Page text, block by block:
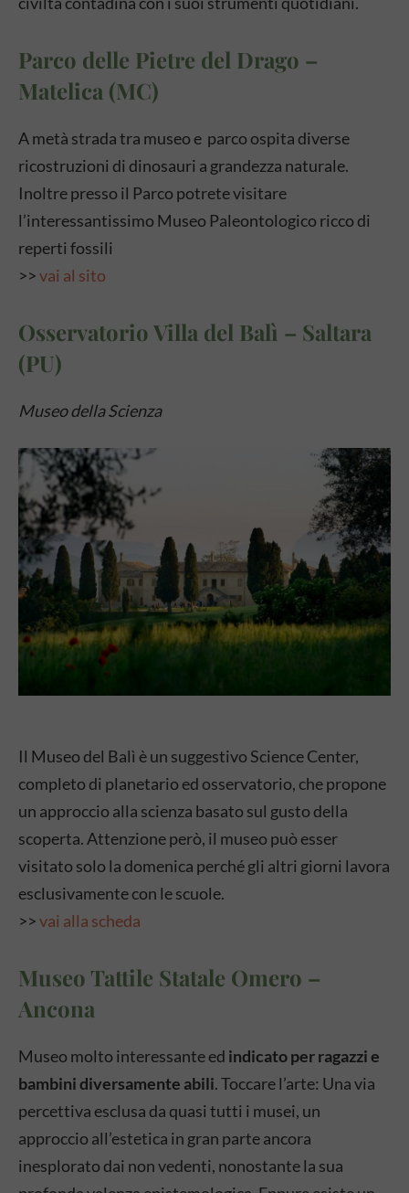
Parco delle Pietre del Drago –
Matelica (MC)
A metà strada tra museo e parco ospita diverse
ricostruzioni di dinosauri a grandezza naturale.
Inoltre presso il Parco potrete visitare
l’interessantissimo Museo Paleontologico ricco di
reperti fossili
>>vai al sito
Osservatorio Villa del Balì – Saltara
(PU)
Museo della Scienza
Il Museo del Balì è un suggestivo Science Center,
completo di planetario ed osservatorio, che propone
un approccio alla scienza basato sul gusto della
scoperta. Attenzione però, il museo può esser
visitato solo la domenica perché gli altri giorni lavora
esclusivamente con le scuole.
>>vai alla scheda
Museo Tattile Statale Omero –
Ancona
Museo molto interessante ed indicato per ragazzi e
bambini diversamente abili. Toccare l’arte: Una via
percettiva esclusa da quasi tutti i musei, un
approccio all’estetica in gran parte ancora
inesplorato dai non vedenti, nonostante la sua